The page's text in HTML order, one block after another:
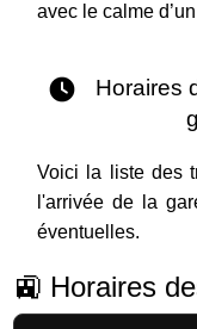
avec le calme
Horaires
Voici la liste des
l'arrivée de la
éventuelles.
🚉 Horaires